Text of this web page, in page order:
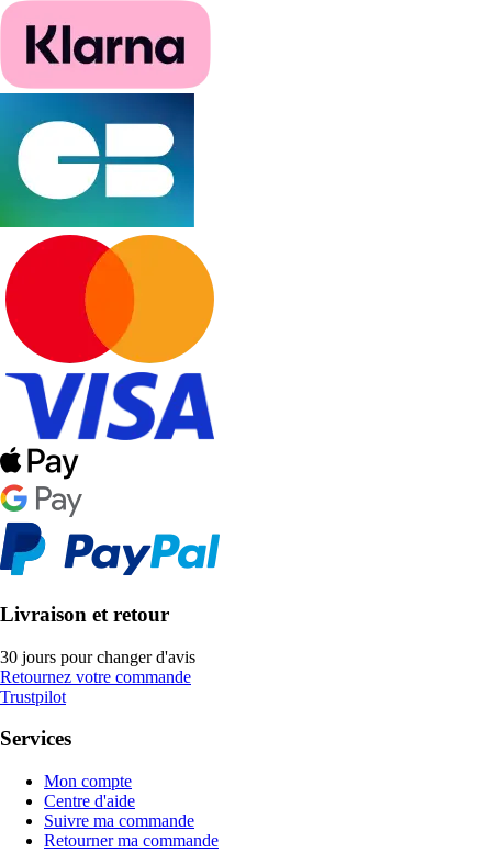
Livraison et retour
30 jours pour changer d'avis
Retournez votre commande
Trustpilot
Services
Mon compte
Centre d'aide
Suivre ma commande
Retourner ma commande